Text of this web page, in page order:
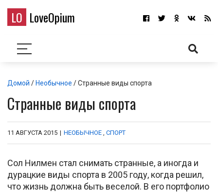
LO LoveOpium
Домой / Необычное / Странные виды спорта
Странные виды спорта
11 АВГУСТА 2015 | НЕОБЫЧНОЕ , СПОРТ
Сол Нилмен стал снимать странные, а иногда и
дурацкие виды спорта в 2005 году, когда решил,
что жизнь должна быть веселой. В его портфолио